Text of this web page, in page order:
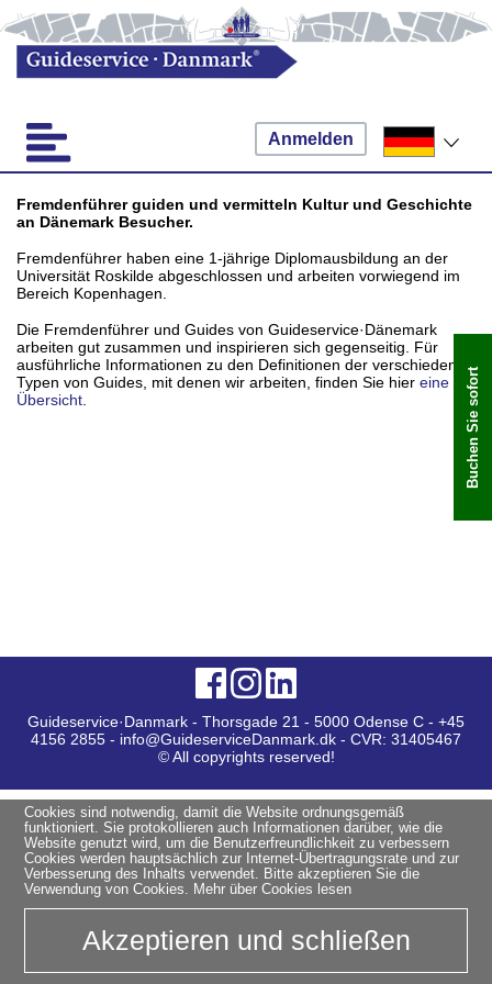
Anmelden
Fremdenführer guiden und vermitteln Kultur und Geschichte
an Dänemark Besucher.
Fremdenführer haben eine 1-jährige Diplomausbildung an der
Universität Roskilde abgeschlossen und arbeiten vorwiegend im
Bereich Kopenhagen.
Die Fremdenführer und Guides von Guideservice·Dänemark
arbeiten gut zusammen und inspirieren sich gegenseitig. Für
ausführliche Informationen zu den Definitionen der verschiedenen
Typen von Guides, mit denen wir arbeiten, finden Sie hier eine
Übersicht
Buchen Sie sofort
Guideservice·Danmark - Thorsgade 21 - 5000 Odense C - +45
4156 2855 - info@GuideserviceDanmark.dk - CVR: 31405467
© All copyrights reserved!
Cookies sind notwendig, damit die Website ordnungsgemäß
funktioniert. Sie protokollieren auch Informationen darüber, wie die
Website genutzt wird, um die Benutzerfreundlichkeit zu verbessern
Cookies werden hauptsächlich zur Internet-Übertragungsrate und zur
Verbesserung des Inhalts verwendet. Bitte akzeptieren Sie die
Verwendung von Cookies. Mehr über Cookies lesen
Akzeptieren und schließen